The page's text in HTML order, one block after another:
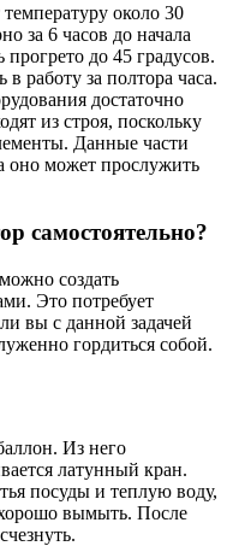
около 30
за 6 часов до начала
до 45 градусов.
в работу за полтора часа.
достаточно
из строя, поскольку
Данные части
оно может прослужить
самостоятельно?
создать
Это потребует
вы с данной задачей
гордиться собой.
Из него
латунный кран.
посуды и теплую воду,
вымыть. После